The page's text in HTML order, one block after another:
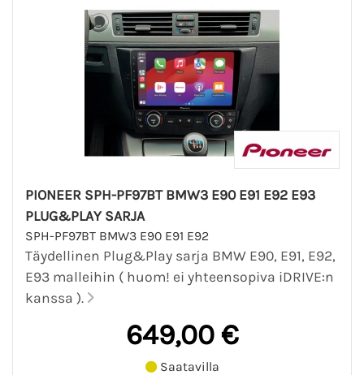
PIONEER SPH-PF97BT BMW3 E90 E91 E92 E93
PLUG&PLAY SARJA
SPH-PF97BT BMW3 E90 E91 E92
Täydellinen Plug&Play sarja BMW E90, E91, E92,
E93 malleihin ( huom! ei yhteensopiva iDRIVE:n
kanssa ).
649,00 €
Saatavilla